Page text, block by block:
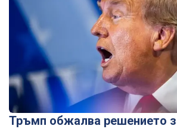
Тръмп обжалва решението